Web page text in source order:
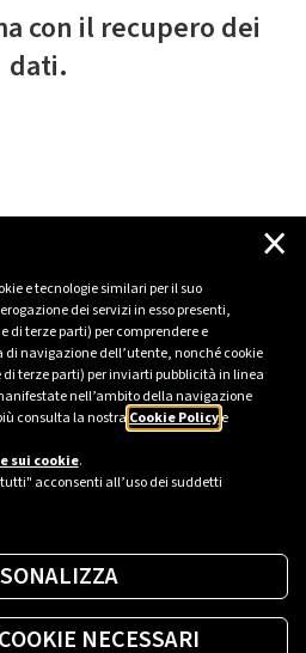
e tecnologie similari per il suo
dei servizi in esso presenti,
di terze parti) per comprendere e
di navigazione dell’utente, nonché cookie
di terze parti) per inviarti pubblicità in linea
nell’ambito della navigazione
consulta la nostra Cookie Policye
sui cookie.
acconsenti all’uso dei suddetti
×
NECESSARI
con il recupero dei
dati.
con il recupero dei
o una PA?
più giusta per te.
una colonnina